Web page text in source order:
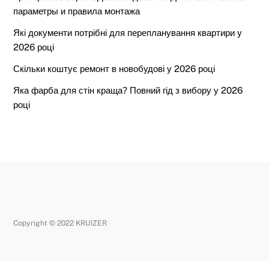
параметры и правила монтажа
Які документи потрібні для перепланування квартири у
2026 році
Скільки коштує ремонт в новобудові у 2026 році
Яка фарба для стін краща? Повний гід з вибору у 2026
році
Copyright © 2022 KRUIZER